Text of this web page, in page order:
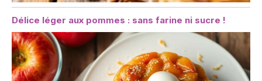
Délice léger aux pommes : sans farine ni sucre !